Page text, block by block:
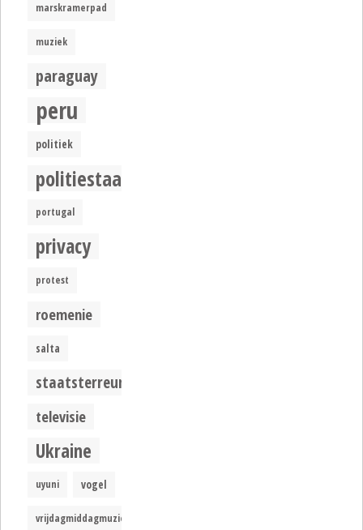
marskramerpad
muziek
paraguay
peru
politiek
politiestaat
portugal
privacy
protest
roemenie
salta
staatsterreur
televisie
Ukraine
uyuni vogel
vrijdagmiddagmuziek